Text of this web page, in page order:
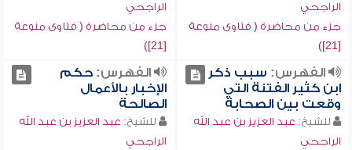
الراجحي
جزء من محاضرة ( فتاوى منوعة
[21])
الراجحي
جزء من محاضرة ( فتاوى منوعة
[21])
الفهرس: سبب ذكر
ابن كثير الفتنة التي
وقعت بين الصحابة
للشيخ: عبد العزيز بن عبد الله
الراجحي
الفهرس:حكم
الإخبار بالأعمال
الصالحة
للشيخ: عبد العزيز بن عبد الله
الراجحي